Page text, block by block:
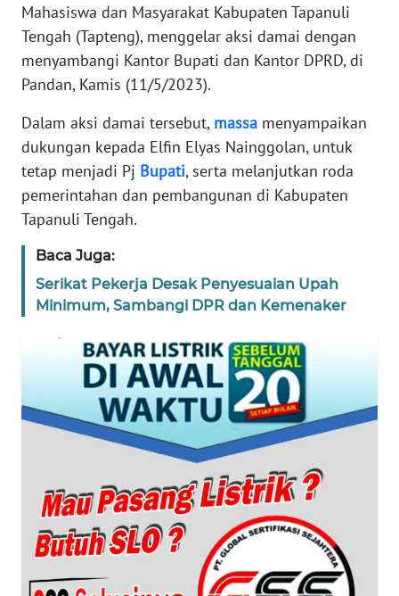
Mahasiswa dan Masyarakat Kabupaten Tapanuli
Tengah (Tapteng), menggelar aksi damai dengan
menyambangi Kantor Bupati dan Kantor DPRD, di
Pandan, Kamis (11/5/2023).
Dalam aksi damai tersebut, massa menyampaikan
dukungan kepada Elfin Elyas Nainggolan, untuk
tetap menjadi Pj Bupati, serta melanjutkan roda
pemerintahan dan pembangunan di Kabupaten
Tapanuli Tengah.
Baca Juga:
Serikat Pekerja Desak Penyesuaian Upah
Minimum, Sambangi DPR dan Kemenaker
Wahana
News
Regional
SUMUT
WN
JAKARTA
JABAR
WN
WN
PAPUA
PAPUA